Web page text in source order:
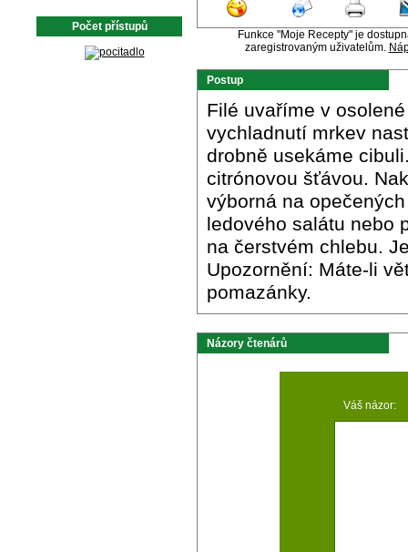
Počet přístupů
Funkce "Moje Recepty" je
zaregistrovaným uživatelům.
Postup
Filé uvaříme v
vychladnutí mrkev
drobně usekáme
citrónovou šťávou.
výborná na
ledového salátu nebo
na čerstvém chlebu.
Upozornění: Máte-li
pomazánky.
Názory čtenárů
Váš názor: